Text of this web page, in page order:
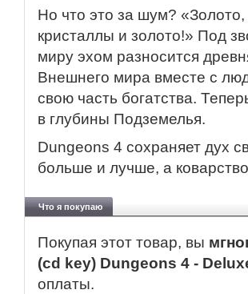
Но что это за шум?
кристаллы и золото!» Под
миру эхом разносится
Внешнего мира вместе с
свою часть богатства.
в глубины Подземелья.
Dungeons 4 сохраняет дух
больше и лучше, а
Что я покупаю
Покупая этот товар, вы
(cd key) Dungeons 4 -
оплаты.